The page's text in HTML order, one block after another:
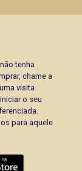
tenha
chame a
visita
o seu
para aquele